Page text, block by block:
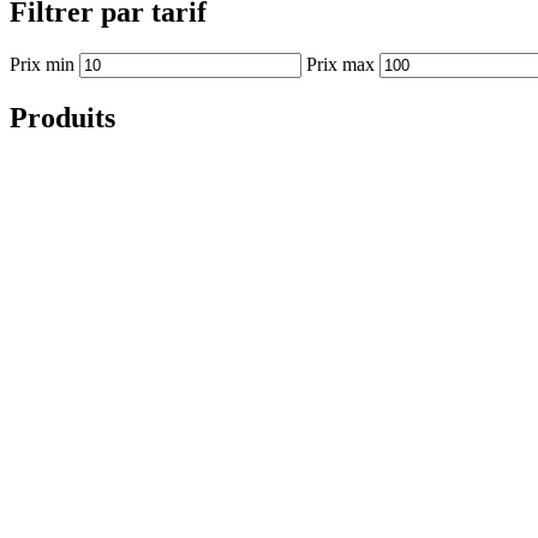
Filtrer par tarif
Prix min Prix max
Produits